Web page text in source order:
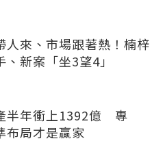
人來、市場跟著熱！楠梓
、新案「坐3望4」
半年衝上1392億 專
布局才是贏家